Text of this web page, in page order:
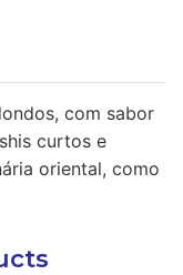
com sabor
curtos e
oriental, como